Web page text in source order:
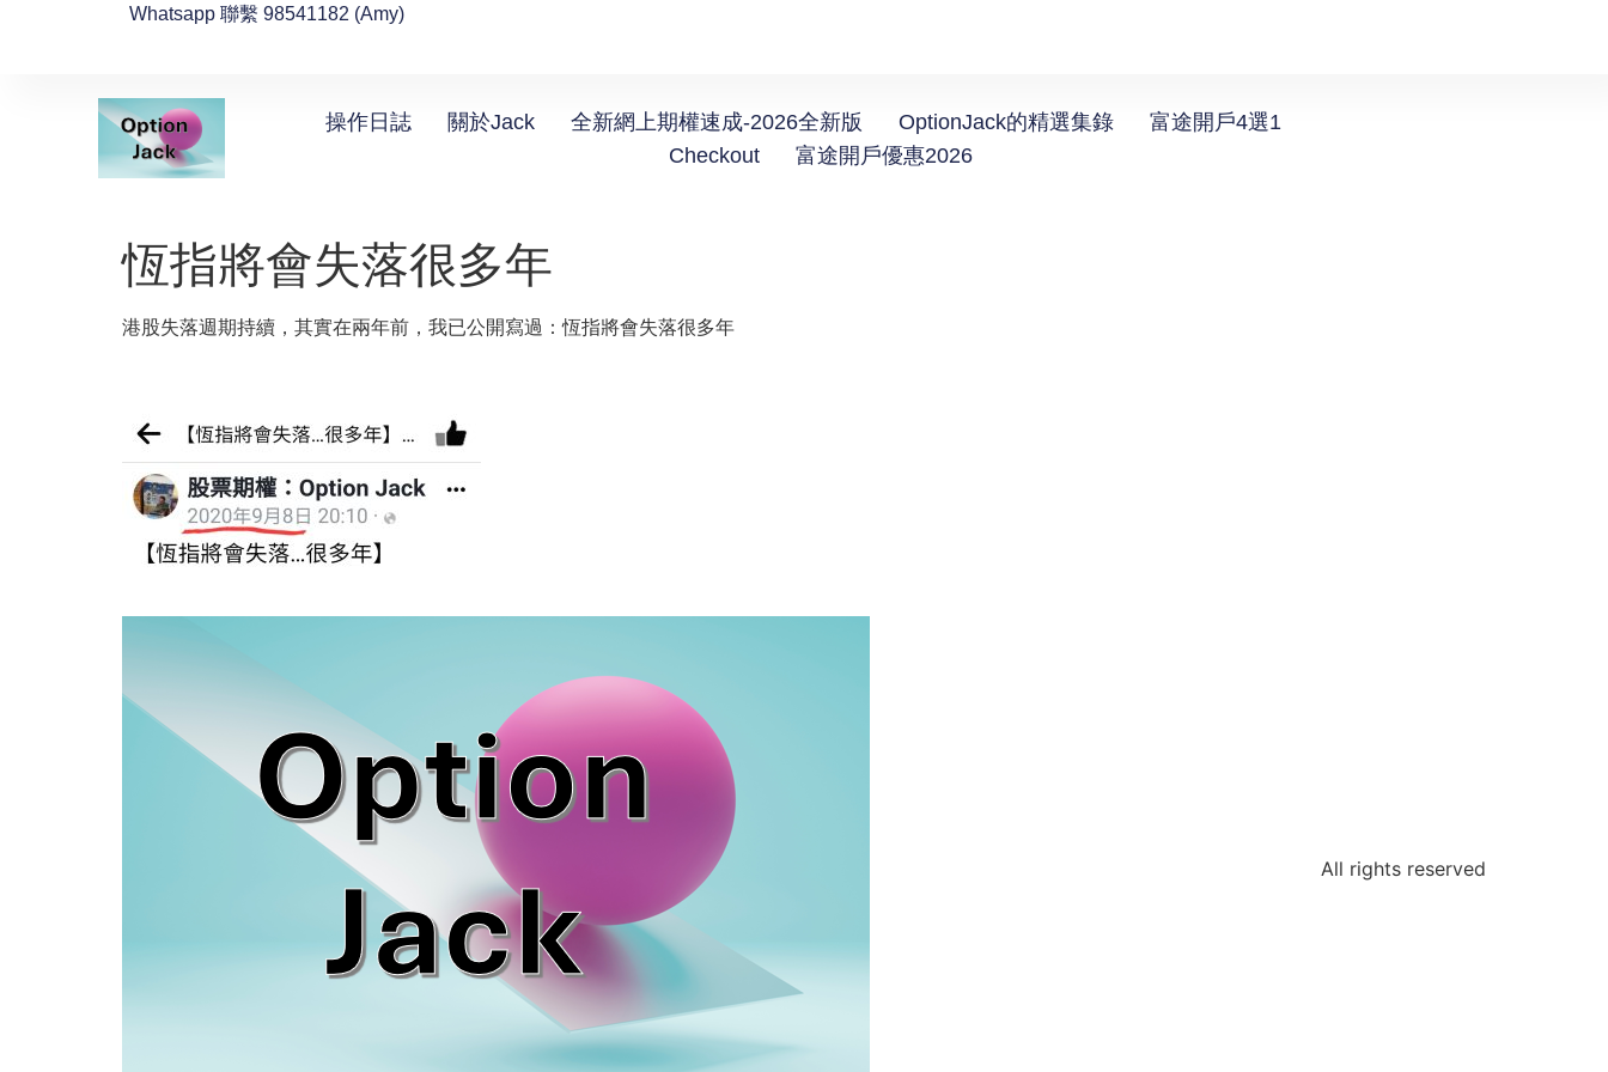
Whatsapp 聯繫 98541182 (Amy)
操作日誌 關於Jack 全新網上期權速成-2026全新版 OptionJack的精選集錄
富途開戶4選1
Checkout
富途開戶優惠2026
恆指將會失落很多年
港股失落週期持續，其實在兩年前，我已公開寫過：恆指將會失落很多年
All rights reserved